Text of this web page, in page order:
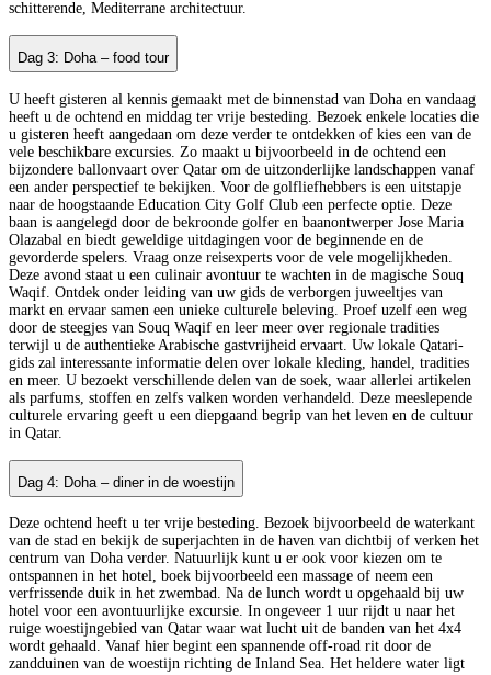
schitterende, Mediterrane architectuur.
Dag 3: Doha – food tour
U heeft gisteren al kennis gemaakt met de binnenstad van Doha en vandaag
heeft u de ochtend en middag ter vrije besteding. Bezoek enkele locaties die
u gisteren heeft aangedaan om deze verder te ontdekken of kies een van de
vele beschikbare excursies. Zo maakt u bijvoorbeeld in de ochtend een
bijzondere ballonvaart over Qatar om de uitzonderlijke landschappen vanaf
een ander perspectief te bekijken. Voor de golfliefhebbers is een uitstapje
naar de hoogstaande Education City Golf Club een perfecte optie. Deze
baan is aangelegd door de bekroonde golfer en baanontwerper Jose Maria
Olazabal en biedt geweldige uitdagingen voor de beginnende en de
gevorderde spelers. Vraag onze reisexperts voor de vele mogelijkheden.
Deze avond staat u een culinair avontuur te wachten in de magische Souq
Waqif. Ontdek onder leiding van uw gids de verborgen juweeltjes van
markt en ervaar samen een unieke culturele beleving. Proef uzelf een weg
door de steegjes van Souq Waqif en leer meer over regionale tradities
terwijl u de authentieke Arabische gastvrijheid ervaart. Uw lokale Qatari-
gids zal interessante informatie delen over lokale kleding, handel, tradities
en meer. U bezoekt verschillende delen van de soek, waar allerlei artikelen
als parfums, stoffen en zelfs valken worden verhandeld. Deze meeslepende
culturele ervaring geeft u een diepgaand begrip van het leven en de cultuur
in Qatar.
Dag 4: Doha – diner in de woestijn
Deze ochtend heeft u ter vrije besteding. Bezoek bijvoorbeeld de waterkant
van de stad en bekijk de superjachten in de haven van dichtbij of verken het
centrum van Doha verder. Natuurlijk kunt u er ook voor kiezen om te
ontspannen in het hotel, boek bijvoorbeeld een massage of neem een
verfrissende duik in het zwembad. Na de lunch wordt u opgehaald bij uw
hotel voor een avontuurlijke excursie. In ongeveer 1 uur rijdt u naar het
ruige woestijngebied van Qatar waar wat lucht uit de banden van het 4x4
wordt gehaald. Vanaf hier begint een spannende off-road rit door de
zandduinen van de woestijn richting de Inland Sea. Het heldere water ligt